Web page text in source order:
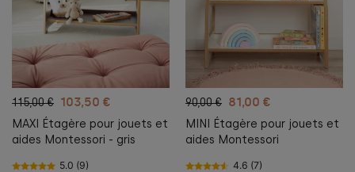
115,00 € 103,50 €
MAXI Étagère pour jouets et
aides Montessori - gris
5.0 (9)
90,00 € 81,00 €
MINI Étagère pour jouets et
aides Montessori
4.6 (7)